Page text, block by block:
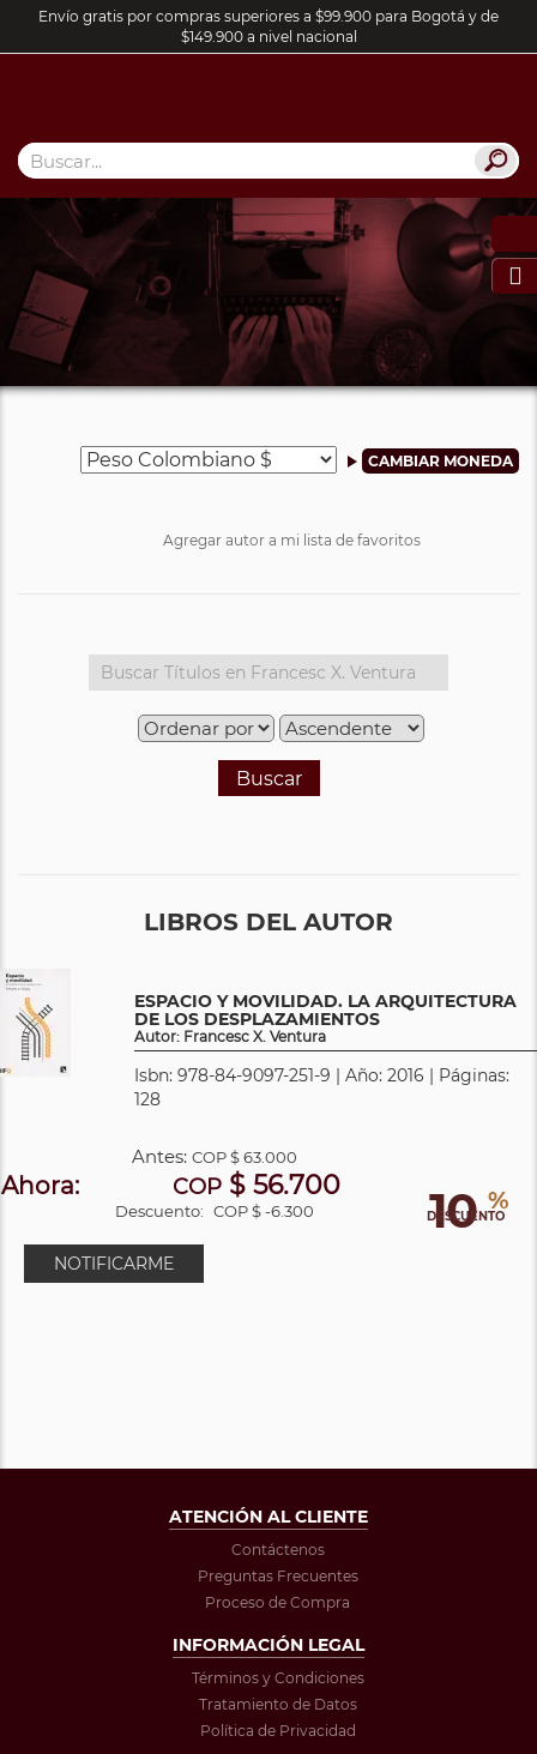
Envío gratis por compras superiores a $99.900 para Bogotá y de
$149.900 a nivel nacional

Agregar autor a mi lista de favoritos
Buscar
LIBROS DEL AUTOR
ESPACIO Y MOVILIDAD. LA ARQUITECTURA
DE LOS DESPLAZAMIENTOS
Autor: Francesc X. Ventura
Isbn: 978-84-9097-251-9 | Año: 2016 | Páginas:
128
10 %
DESCUENTO
Antes:COP$ 63.000
Ahora: COP $ 56.700
Descuento: COP $ -6.300
NOTIFICARME
ATENCIÓN AL CLIENTE
Contáctenos
Preguntas Frecuentes
Proceso de Compra
INFORMACIÓN LEGAL
Términos y Condiciones
Tratamiento de Datos
Política de Privacidad